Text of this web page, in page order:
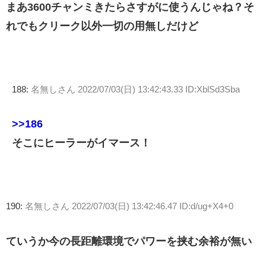
まあ3600チャンミきたらさすがに使うんじゃね？そ
れでもクリーク以外一切の用無しだけど
188: 名無しさん 2022/07/03(日) 13:42:43.33 ID:XblSd3Sba
>>186
そこにヒーラーがイマース！
190: 名無しさん 2022/07/03(日) 13:42:46.47 ID:d/ug+X4+0
ていうか今の長距離環境でパワーを挟む余裕が無い